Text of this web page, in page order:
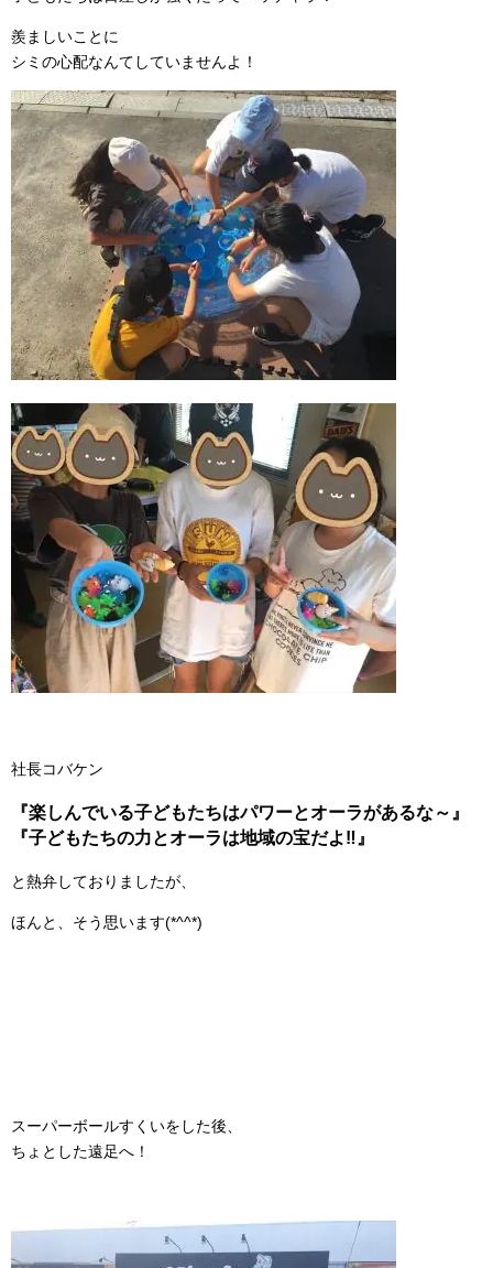
羨ましいことに
シミの心配なんてしていませんよ！
社長コバケン
『楽しんでいる子どもたちはパワーとオーラがあるな～』
『子どもたちの力とオーラは地域の宝だよ‼』
と熱弁しておりましたが、
ほんと、そう思います(*^^*)
スーパーボールすくいをした後、
ちょとした遠足へ！